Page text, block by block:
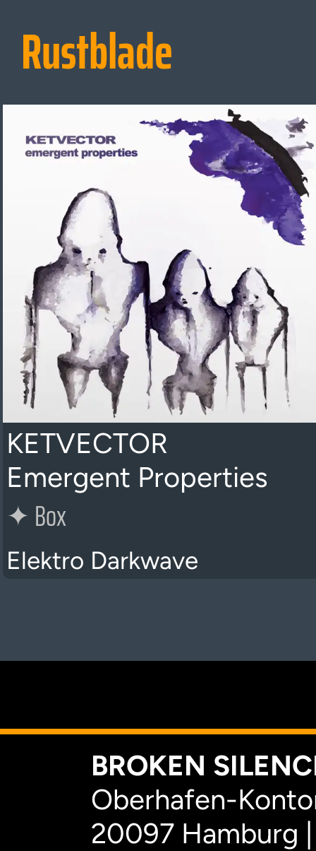
Rustblade
KETVECTOR
Emergent Properties
✦Box
Elektro Darkwave
BROKEN
Oberhafen-
20097 Hamburg